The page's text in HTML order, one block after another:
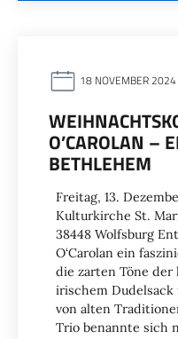
18 NOVEMBER 2024
O’CAROLAN –
BETHLEHEM
Freitag, 13.
Kulturkirche St.
38448 Wolfsburg
O‘Carolan ein
die zarten Töne
irischem
von alten
Trio benannte sich